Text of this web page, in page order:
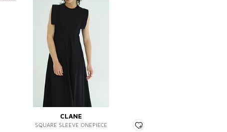
CLANE
SQUARE SLEEVE ONEPIECE